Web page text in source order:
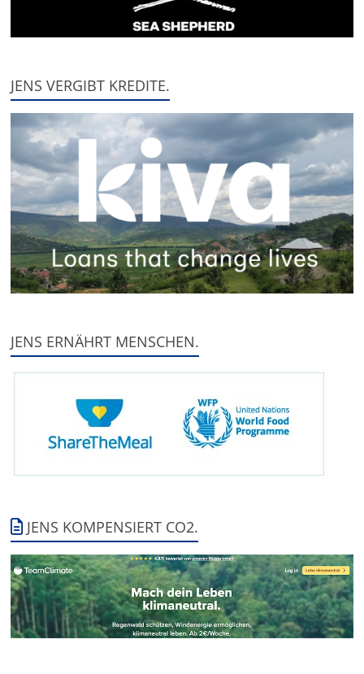
JENS VERGIBT KREDITE.
JENS ERNÄHRT MENSCHEN.
JENS KOMPENSIERT CO2.